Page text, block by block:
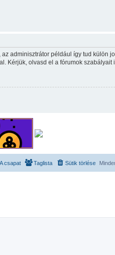
adminisztrátor például így tud külön
Kérjük, olvasd el a fórumok szabályait
Sütik törlése
Taglista
A csapat